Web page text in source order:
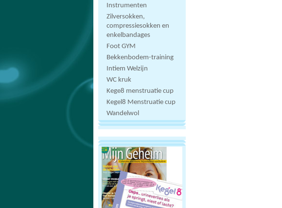
Instrumenten
Zilversokken,
compressiesokken en
enkelbandages
Foot GYM
Bekkenbodem-training
Intiem Welzijn
WC kruk
Kege8 menstruatie cup
Kegel8 Menstruatie cup
Wandelwol